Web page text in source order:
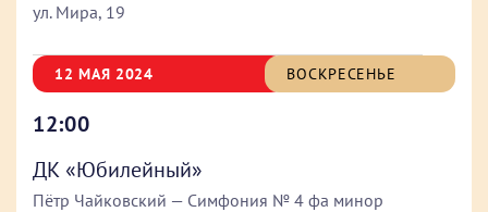
ул. Мира, 19
12 МАЯ 2024 ВОСКРЕСЕНЬЕ
12:00
ДК «Юбилейный»
Пётр Чайковский — Симфония № 4 фа минор